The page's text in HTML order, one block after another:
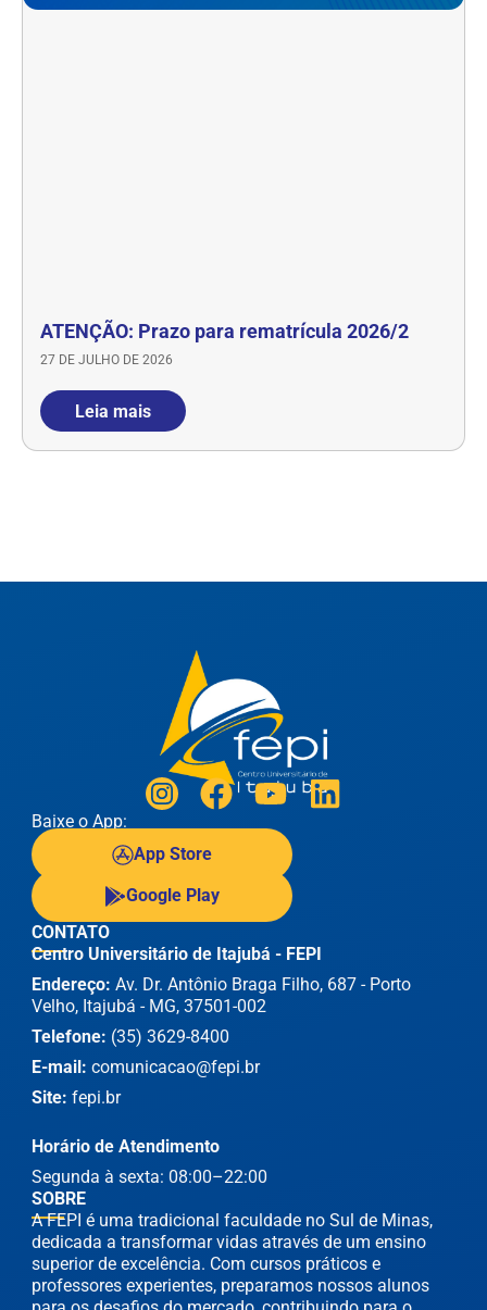
ATENÇÃO: Prazo para rematrícula 2026/2
27 DE JULHO DE 2026
Leia mais
Baixe o App:
App Store
Google Play
SOBRE
A FEPI é uma tradicional faculdade no Sul de Minas,
dedicada a transformar vidas através de um ensino
superior de excelência. Com cursos práticos e
professores experientes, preparamos nossos alunos
CONTATO
Centro Universitário de Itajubá - FEPI
Endereço: Av. Dr. Antônio Braga Filho, 687 - Porto
Velho, Itajubá - MG, 37501-002
Telefone: (35) 3629-8400
E-mail: comunicacao@fepi.br
Site: fepi.br
Horário de Atendimento
Segunda à sexta: 08:00–22:00